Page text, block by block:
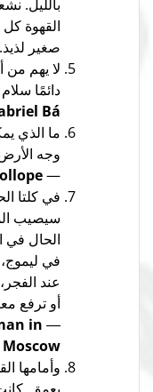
بالليل.
القهوة
صغير
لا يهم
دائمًا
Bá
ما الذي
وجه
—
في كلتا
سيصيب
الحال في
في
عند
أو ترفع
―
in
Moscow
وأمامها